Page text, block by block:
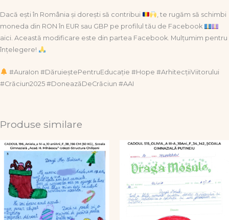
Dacă ești în România și dorești să contribui
, te rugăm să schimbi
moneda din RON în EUR sau GBP pe profilul tău de Facebook
aici. Această modificare este din partea Facebook. Mulțumim pentru
înțelegere!
#AuraIon #DăruieștePentruEducație #Hope #ArhitecțiiViitorului
#Crăciun2025 #DoneazăDeCrăciun #AAI
Produse similare